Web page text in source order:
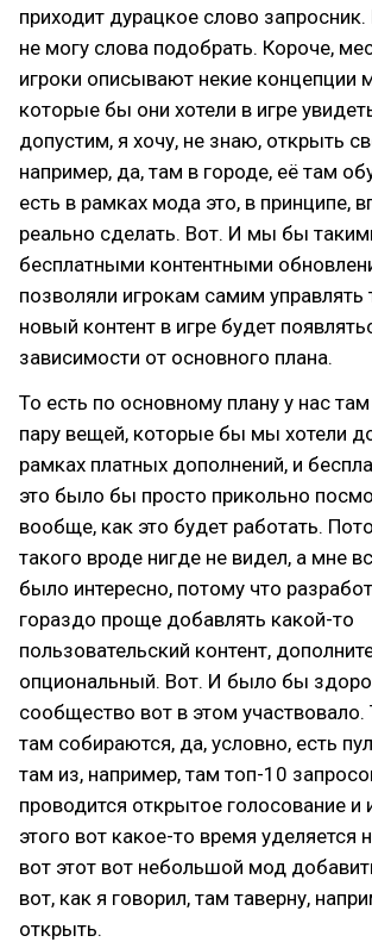
приходит дурацкое слово
не могу слова подобрать. Короче,
игроки описывают некие концепции
которые бы они хотели в игре
допустим, я хочу, не знаю, открыть
например, да, там в городе, её там
есть в рамках мода это, в принципе,
реально сделать. Вот. И мы бы
бесплатными контентными
позволяли игрокам самим управлять
новый контент в игре будет
зависимости от основного плана.
То есть по основному плану у нас
пару вещей, которые бы мы хотели
рамках платных дополнений, и
это было бы просто прикольно
вообще, как это будет работать.
такого вроде нигде не видел, а мне
было интересно, потому что
гораздо проще добавлять какой-то
пользовательский контент,
опциональный. Вот. И было бы
сообщество вот в этом участвовало.
там собираются, да, условно, есть
там из, например, там топ-10
проводится открытое голосование и
этого вот какое-то время уделяется
вот этот вот небольшой мод
вот, как я говорил, там таверну,
открыть.